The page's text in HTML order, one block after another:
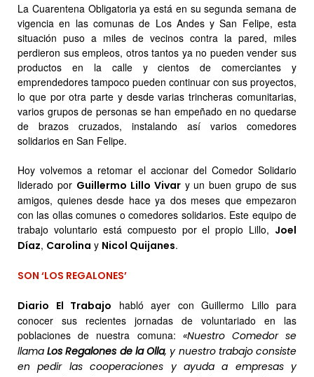
La Cuarentena Obligatoria ya está en su segunda semana de
vigencia en las comunas de Los Andes y San Felipe, esta
situación puso a miles de vecinos contra la pared, miles
perdieron sus empleos, otros tantos ya no pueden vender sus
productos en la calle y cientos de comerciantes y
emprendedores tampoco pueden continuar con sus proyectos,
lo que por otra parte y desde varias trincheras comunitarias,
varios grupos de personas se han empeñado en no quedarse
de brazos cruzados, instalando así varios comedores
solidarios en San Felipe.
Hoy volvemos a retomar el accionar del Comedor Solidario
liderado por Guillermo Lillo Vivary un buen grupo de sus
amigos, quienes desde hace ya dos meses que empezaron
con las ollas comunes o comedores solidarios. Este equipo de
trabajo voluntario está compuesto por el propio Lillo, Joel
Díaz, Carolina y Nicol Quijanes.
SON ‘LOS REGALONES’
Diario El Trabajo habló ayer con Guillermo Lillo para
conocer sus recientes jornadas de voluntariado en las
poblaciones de nuestra comuna: «Nuestro Comedor se
llamaLos Regalones de la Olla, y nuestro trabajo consiste
en pedir las cooperaciones y ayuda a empresas y